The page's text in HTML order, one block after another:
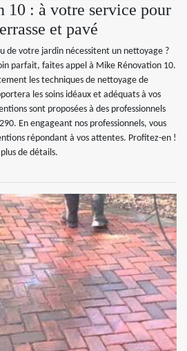
10 : à votre service pour
et pavé
de votre jardin nécessitent un nettoyage ?
parfait, faites appel à Mike Rénovation 10.
les techniques de nettoyage de
les soins idéaux et adéquats à vos
sont proposées à des professionnels
En engageant nos professionnels, vous
répondant à vos attentes. Profitez-en !
de détails.